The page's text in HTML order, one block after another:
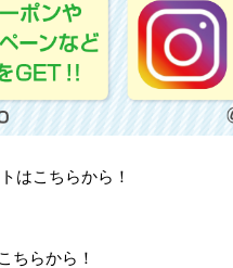
はこちらから！
ちらから！